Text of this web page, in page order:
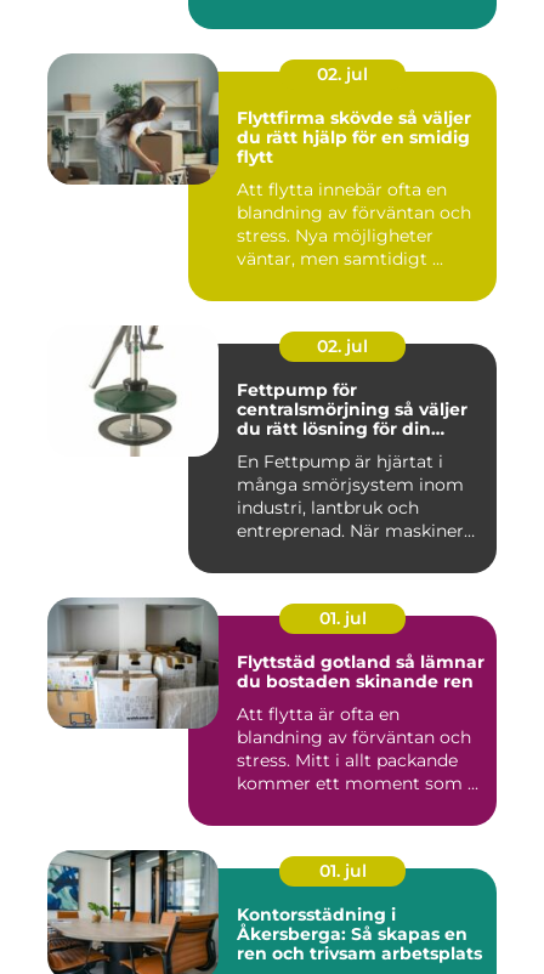
02. jul
Flyttfirma skövde så väljer
du rätt hjälp för en smidig
flytt
Att flytta innebär ofta en
blandning av förväntan och
stress. Nya möjligheter
väntar, men samtidigt ...
02. jul
Fettpump för
centralsmörjning så väljer
du rätt lösning för din
En Fettpump är hjärtat i
många smörjsystem inom
industri, lantbruk och
entreprenad. När maskiner
01. jul
Flyttstäd gotland så lämnar
du bostaden skinande ren
Att flytta är ofta en
blandning av förväntan och
stress. Mitt i allt packande
kommer ett moment som ...
01. jul
Kontorsstädning i
Åkersberga: Så skapas en
ren och trivsam arbetsplats